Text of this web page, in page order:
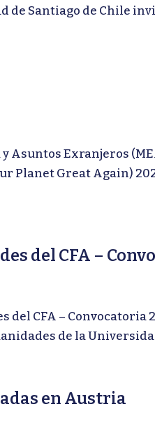
de Santiago de Chile
Asuntos Exranjeros
Planet Great Again)
CFA –
CFA – Convocatoria
de la
en Austria